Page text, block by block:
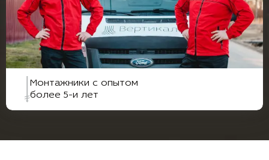
Монтажники с опытом
более 5-и лет